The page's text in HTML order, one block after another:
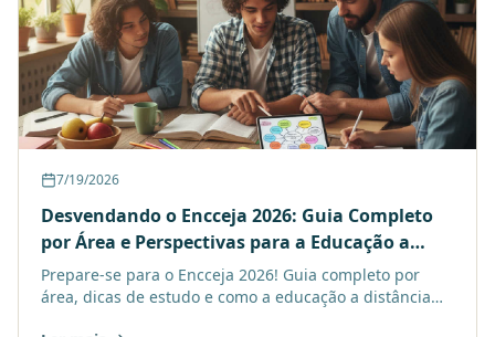
7/19/2026
Desvendando o Encceja 2026: Guia Completo
por Área e Perspectivas para a Educação a
Distância
Prepare-se para o Encceja 2026! Guia completo por
área, dicas de estudo e como a educação a distância